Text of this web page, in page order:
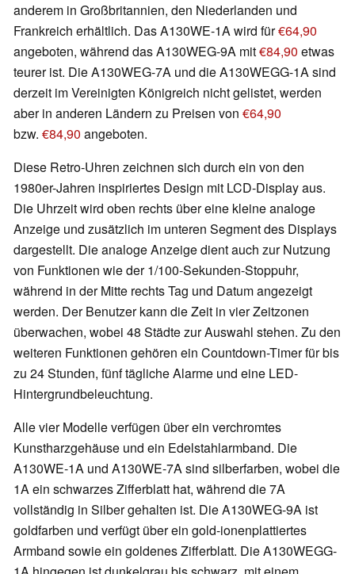
anderem in Großbritannien, den Niederlanden und
Frankreich erhältlich. Das A130WE-1A wird für€64,90
angeboten, während das A130WEG-9A mit€84,90 etwas
teurer ist. Die A130WEG-7A und die A130WEGG-1A sind
derzeit im Vereinigten Königreich nicht gelistet, werden
aber in anderen Ländern zu Preisen von €64,90
bzw. €84,90 angeboten.
Diese Retro-Uhren zeichnen sich durch ein von den
1980er-Jahren inspiriertes Design mit LCD-Display aus.
Die Uhrzeit wird oben rechts über eine kleine analoge
Anzeige und zusätzlich im unteren Segment des Displays
dargestellt. Die analoge Anzeige dient auch zur Nutzung
von Funktionen wie der 1/100-Sekunden-Stoppuhr,
während in der Mitte rechts Tag und Datum angezeigt
werden. Der Benutzer kann die Zeit in vier Zeitzonen
überwachen, wobei 48 Städte zur Auswahl stehen. Zu den
weiteren Funktionen gehören ein Countdown-Timer für bis
zu 24 Stunden, fünf tägliche Alarme und eine LED-
Hintergrundbeleuchtung.
Alle vier Modelle verfügen über ein verchromtes
Kunstharzgehäuse und ein Edelstahlarmband. Die
A130WE-1A und A130WE-7A sind silberfarben, wobei die
1A ein schwarzes Zifferblatt hat, während die 7A
vollständig in Silber gehalten ist. Die A130WEG-9A ist
goldfarben und verfügt über ein gold-ionenplattiertes
Armband sowie ein goldenes Zifferblatt. Die A130WEGG-